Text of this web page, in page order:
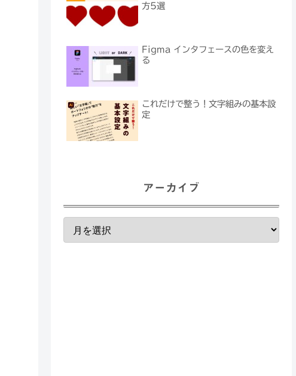
方5選
Figma インタフェースの色を変え
る
これだけで整う！文字組みの基本設
定
アーカイブ